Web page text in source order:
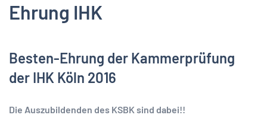
Ehrung IHK
Besten-Ehrung der Kammerprüfung
der IHK Köln 2016
Die Auszubildenden des KSBK sind dabei!!